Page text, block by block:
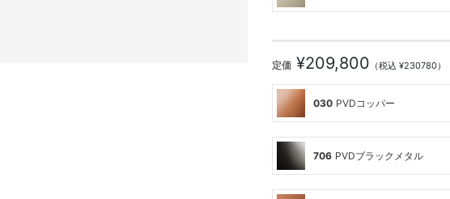
定価 ¥209,800 （税込 ¥230780）
030 PVDコッパー
706 PVDブラックメタル